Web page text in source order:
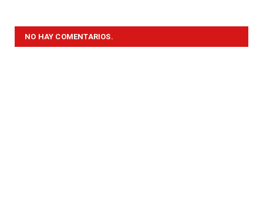
NO HAY COMENTARIOS.